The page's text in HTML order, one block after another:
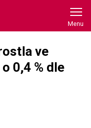
ve
0,4 % dle